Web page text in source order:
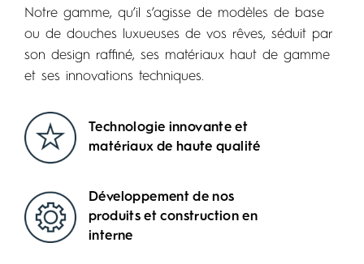
Notre gamme, qu’il s’agisse de modèles de base
ou de douches luxueuses de vos rêves, séduit par
son design raffiné, ses matériaux haut de gamme
et ses innovations techniques.
Technologie innovante et
matériaux de haute qualité
Développement de nos
produits et construction en
interne